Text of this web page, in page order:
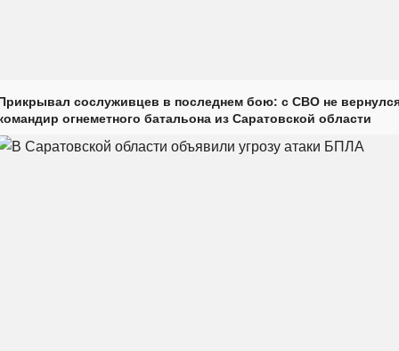
сослуживцев в последнем бою: с СВО не
огнеметного батальона из Саратовской области